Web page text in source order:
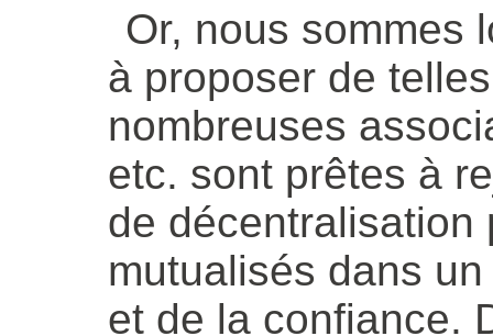
Or, nous sommes
à proposer de
nombreuses
etc. sont prêtes à
de décentralisation
mutualisés dans
et de la confiance.